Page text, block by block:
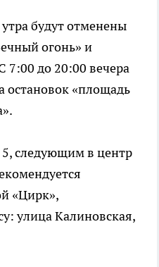
будут отменены
огонь» и
7:00 до 20:00 вечера
остановок «площадь
следующим в центр
«Цирк»,
улица Калиновская,